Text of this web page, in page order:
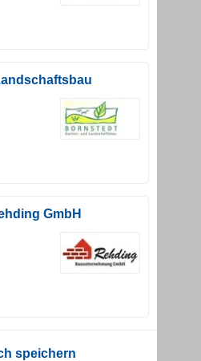
GmbH
speichern